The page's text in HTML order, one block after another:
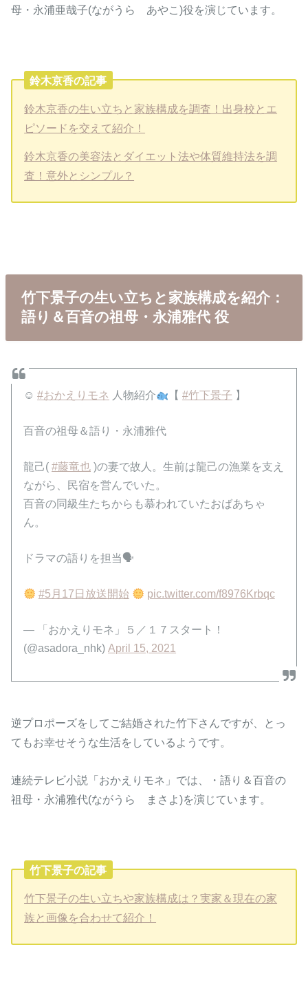
母・永浦亜哉子(ながうら あやこ)役を演じています。
鈴木京香の記事
鈴木京香の生い立ちと家族構成を調査！出身校とエ
ピソードを交えて紹介！
鈴木京香の美容法とダイエット法や体質維持法を調
査！意外とシンプル？
竹下景子の生い立ちと家族構成を紹介：
語り＆百音の祖母・永浦雅代 役
☺#おかえりモネ 人物紹介 【 #竹下景子 】
百音の祖母＆語り・永浦雅代
龍己(#藤竜也 )の妻で故人。生前は龍己の漁業を支え
ながら、民宿を営んでいた。
百音の同級生たちからも慕われていたおばあちゃ
ん。
ドラマの語りを担当🗣
#5月17日放送開始 pic.twitter.com/f8976Krbqc
— 「おかえりモネ」５／１７スタート！
(@asadora_nhk)April 15, 2021
逆プロポーズをしてご結婚された竹下さんですが、とっ
てもお幸せそうな生活をしているようです。
連続テレビ小説「おかえりモネ」では、・語り＆百音の
祖母・永浦雅代(ながうら まさよ)を演じています。
竹下景子の記事
竹下景子の生い立ちや家族構成は？実家＆現在の家
族と画像を合わせて紹介！